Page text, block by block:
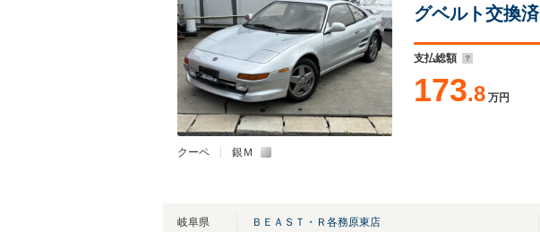
クーペ 銀Ｍ
グベルト交換済
支払総額
173.8 万円
岐阜県
ＢＥＡＳＴ・Ｒ各務原東店